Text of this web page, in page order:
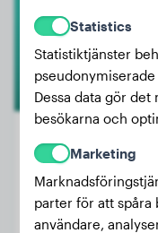
Vikt:
Ålder:
Statistics
Statistiktjänster
Dessa data gör
besökarna och
Marketing
parter för att spåra
användare,